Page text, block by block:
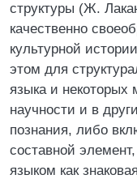
структуры (Ж.
качественно
культурной
этом для
языка и некоторых
научности и в
познания, либо
составной
языком как